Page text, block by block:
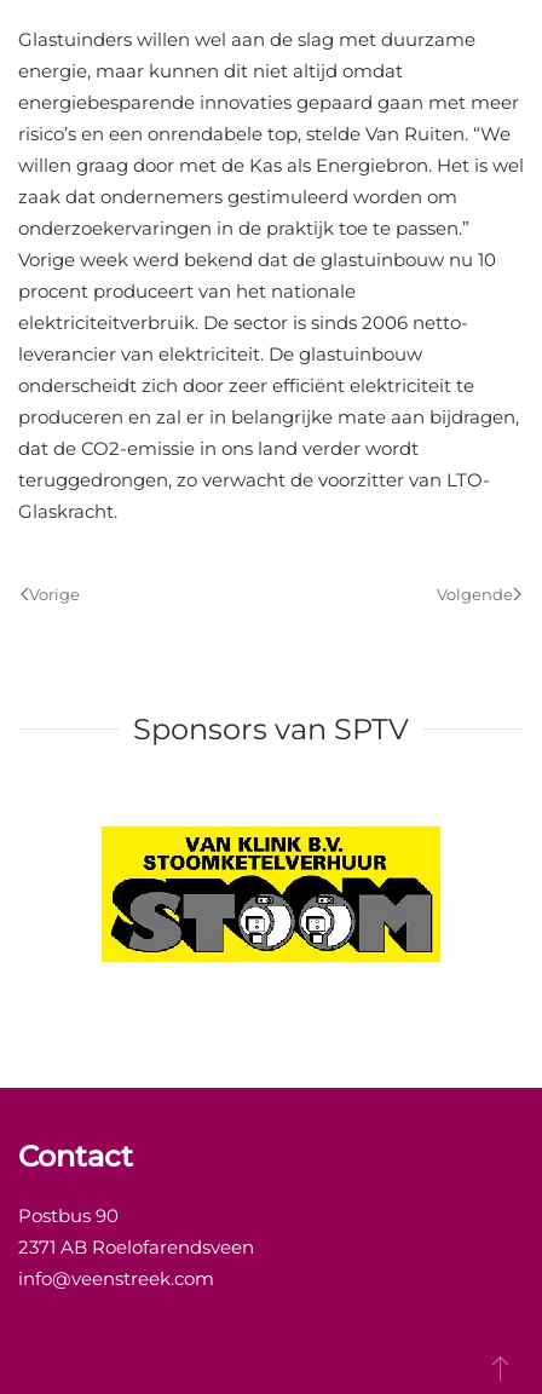
Glastuinders willen wel aan de slag met duurzame
energie, maar kunnen dit niet altijd omdat
energiebesparende innovaties gepaard gaan met meer
risico’s en een onrendabele top, stelde Van Ruiten. “We
willen graag door met de Kas als Energiebron. Het is wel
zaak dat ondernemers gestimuleerd worden om
onderzoekervaringen in de praktijk toe te passen.”
Vorige week werd bekend dat de glastuinbouw nu 10
procent produceert van het nationale
elektriciteitverbruik. De sector is sinds 2006 netto-
leverancier van elektriciteit. De glastuinbouw
onderscheidt zich door zeer efficiënt elektriciteit te
produceren en zal er in belangrijke mate aan bijdragen,
dat de CO2-emissie in ons land verder wordt
teruggedrongen, zo verwacht de voorzitter van LTO-
Glaskracht.
Vorige Volgende
Sponsors van SPTV
Contact
Postbus 90
2371 AB Roelofarendsveen
info@veenstreek.com